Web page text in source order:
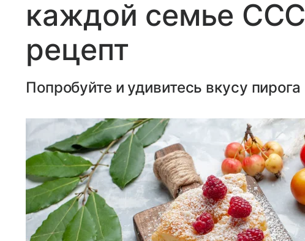
каждой семье
рецепт
Попробуйте и удивитесь вкусу